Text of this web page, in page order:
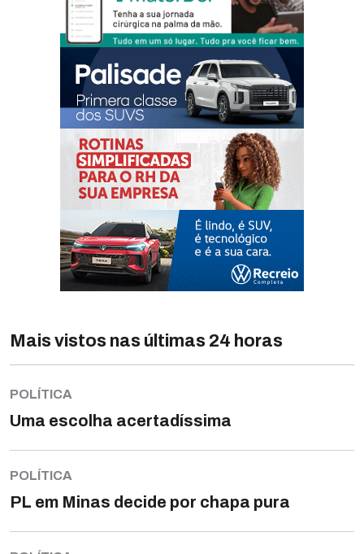
Mais vistos nas últimas 24 horas
POLÍTICA
Uma escolha acertadíssima
POLÍTICA
PL em Minas decide por chapa pura